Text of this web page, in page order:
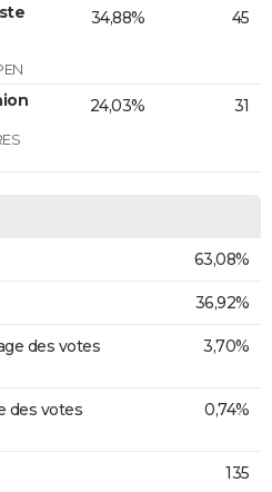
34,88% 45
24,03% 31
63,08%
36,92%
des votes
3,70%
des votes
0,74%
135